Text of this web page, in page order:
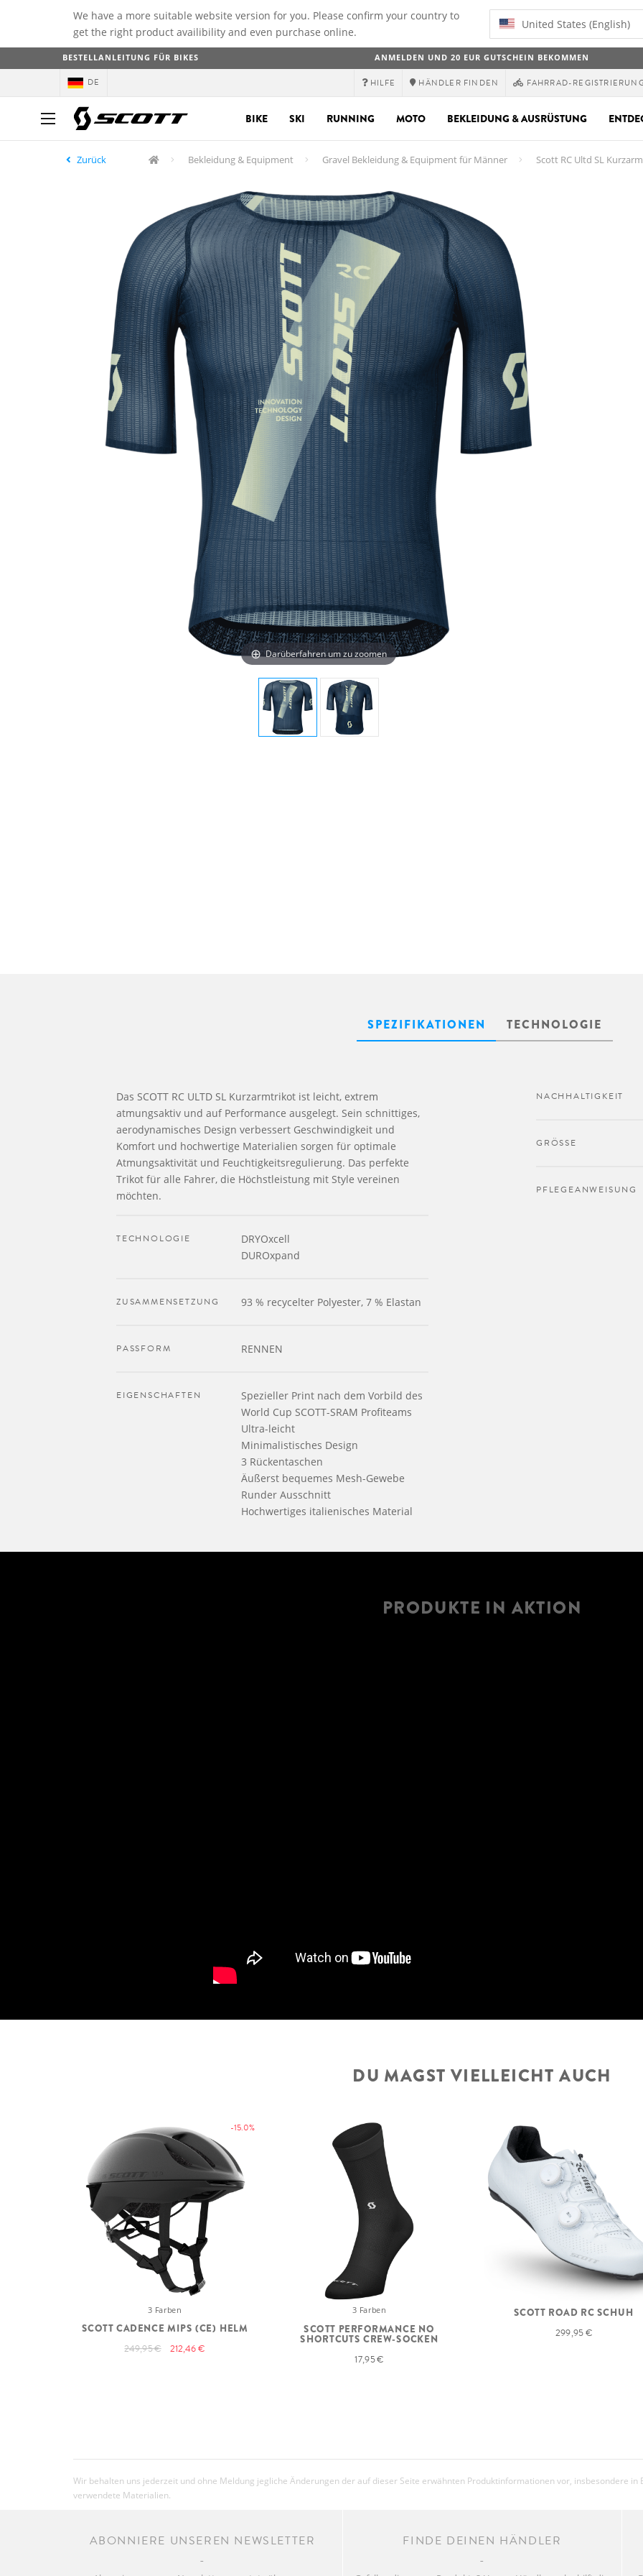
We have a more suitable website version for you. Please confirm your country to
get the right product availibility and even purchase online.
United States (English)
BESTELLANLEITUNG FÜR BIKES ANMELDEN UND 20 EUR GUTSCHEIN BEKOMMEN
DE HILFE HÄNDLER FINDEN FAHRRAD-
BIKE SKI RUNNING MOTO BEKLEIDUNG & AUSRÜSTUNG
Zurück Bekleidung & Equipment Gravel Bekleidung & Equipment für Männer Scott RC Ultd SL
Darüberfahren um zu zoomen
SPEZIFIKATIONEN TECHNOLOGIE
Das SCOTT RC ULTD SL Kurzarmtrikot ist leicht, extrem
atmungsaktiv und auf Performance ausgelegt. Sein schnittiges,
aerodynamisches Design verbessert Geschwindigkeit und
Komfort und hochwertige Materialien sorgen für optimale
Atmungsaktivität und Feuchtigkeitsregulierung. Das perfekte
Trikot für alle Fahrer, die Höchstleistung mit Style vereinen
möchten.
TECHNOLOGIE
DRYOxcell
DUROxpand
ZUSAMMENSETZUNG 93 % recycelter Polyester, 7 % Elastan
PASSFORM RENNEN
EIGENSCHAFTEN
Spezieller Print nach dem Vorbild des
World Cup SCOTT-SRAM Profiteams
Ultra-leicht
Minimalistisches Design
3 Rückentaschen
Äußerst bequemes Mesh-Gewebe
Runder Ausschnitt
Hochwertiges italienisches Material
NACHHALTIGKEIT
GRÖSSE
PFLEGEANWEISUNG
PRODUKTE IN AKTION
DU MAGST VIELLEICHT AUCH
-15.0%
3 Farben
SCOTT CADENCE MIPS (CE) HELM
249,95 € 212,46 €
3 Farben
SCOTT PERFORMANCE NO
SHORTCUTS CREW-SOCKEN
17,95 €
SCOTT ROAD RC SCHUH
299,95 €
Wir behalten uns jederzeit und ohne Meldung jegliche Änderungen der auf dieser Seite erwähnten Produktinformationen vor, insbesondere in
verwendete Materialien.
ABONNIERE UNSEREN NEWSLETTER FINDE DEINEN HÄNDLER